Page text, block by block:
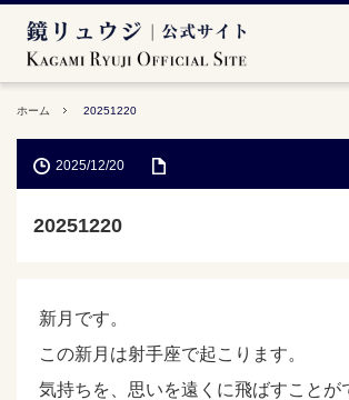
ホーム 20251220
2025/12/20
20251220
新月です。
この新月は射手座で起こります。
気持ちを、思いを遠くに飛ばすことが